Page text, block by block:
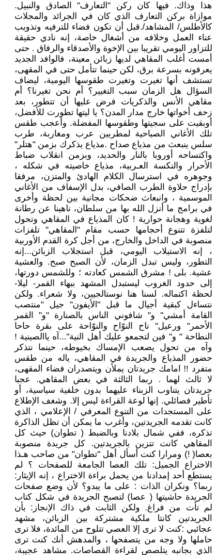
هذا وذاك. فيها كان ركن "التعارف" الصادق والنبيل.
موازاة بركن التعارف الذي كان في الجرائد والمجلات
كالأطلس/ المشاهد/.قبل أن تكون فضاء للترفيه وتذويب
عناء العمل وخلافه من أشغال خاصة، إنه نادي حقيقة
للتزاور اليومي تقريبا بين الإخوة والأصدقاء والرفاق . حتى
أمست أغلب المقاهي لديها زبائن معينة، فالوافد الجديد
يعرفونه بسرعة برق، لكن حينما تتأمل حتى في المقهى،
تستشف أنها تغيرت وتغيرت طقوسها اليومية، ليضاف
السؤال هل الزمان سبب التغيير؟ أم نحن تغيرنا؟ أم
مقاهي الأنس والذكريات فرض عليها أن تتطور، بعد
زحف أخواتها خارج مدار المدن؟ يا ليتها تطورت للأفضل،
أوبقيت على سجيتها وطقوسها المفضلة. وأعجب طقس
تلك الأغاني الصباحية لمطربين عرب ومغاربة، طرب
سلس ينبعث من مذياع صداح .مذياع يذكرك بزمن "هتلر"
واكتساحه أوروبا بالنار والحديد، وبزمن انقلاب ضباط
الأحرار والنكسة العـربية، مذياع خاصيته في شكله ،
وجوهره في استرسال الكلام الهادئ والمتزن، مرفقا
بإدراج حلاوة الطرب الصافي، بدل الإسفاف من الأغاني
الموسمية ، وانبعاث ضحكات مجانية بين لحظة وأخرى
في برامج ما أنزل الله بها من سلطان، ناهينا عن رطانة
لغوية وهجانة حوارية ! كان المذياع في المقاهي وتحول
لتلفزة تتنوع أحجامها حسب مقام "المقاهي" تلفزات
منصوبة في الداخل والخارج، من أجل كرة القدم الأوربية
، إنه الاستيلاب اليومي، قبل استجلاب الزبائن...إنه
التطور، وليس تبدل الزمان، لأن الصبح صبح. والعشية
عشية. بلى ! مشرق الشمس كعادته ؛ وللشمس دورتها،
إلى حدود الغروب ليستبدل المشهد ببهاء القمر- ليلا-
لحظة اكتماله. لسنا هنا نوستالجيين، ولا شعراء. ولكن
نتساءل كبقية أجيال ما قبل "الأيفون" جيل "منتصب
القامة أمشي" و" شافوني الناس بالصنارة "و" القمر
الأحمر" ورعيل" ناح النوّاح والنوّاحة على بقرة حاحا
النطاحة " و" فين لتجمعو عليك أهل النية"...آه ياالصينية !
وآه من تحول يصعب الإمساك بخيوطه، حينما نتذكر
حضور المذياع والجريدة في المقاهي، ياله من طقس
متفرد !! امامك جريدتان يملأن ويتصدران فضاء المقهى،
لا ثالث لهما . ربما الثالثة في بعض المقاهي. عجبا
جريدتان يتناوب الزبناء عليهما بدون خلفية سياسية، أو
تأطير فصائلي. إنها لوعة القراءة ليس إلا. وشغف الإطلاع
على المستجدات من التنوع المعرفي / الإعلامي ، الذي
كانت تقدمه الجريدتين، وأغرب ما يمكن أن تظل الذاكرة
تذكره، ففي شمال بلادنا وبالضبط ( تطوان) حيث كل
المقاهي كانت تتزين بالجريدتين. كل جريدة منصوبة
بعصا( !) ومرارا كنت أسأل أهل "تطوان" من صاحب هـذا
الاختراع الجميل: تلك العصا الجامعة للصفحات ؟ لم
يستطع أحد إمدادنا من يحمل براءة الاختراع ، إنه الإيثار:
ربما؟ ونكران الذات : على ما يبدو؟ لأن وضع صفحات
الجريدة حاشيتها ( عصا) لتصبح الجريدة في شكل كتاب
لم تأت من فراغ. ولكن الثابت في ذاك الإنجاز: بأن
الجريدتين كانتا ملكية مشتركة بين الزبائن، مشهد
عجائبي :كنت لا ترى إلا العصي تتلوح من المائدة، فلا ترى
حاملها ولا وجه من يتصفحها ، والمدهش أنك كنت ترى
الذي بجانبه يتلصص لقراءة القصاصات. مشاهد عجيبة،